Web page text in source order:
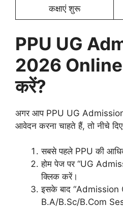
कक्षाएं शुरू
PPU UG
2026
करें?
अगर आप PPU UG
आवेदन करना चाहते हैं, तो नीचे
सबसे पहले PPU की
होम पेज पर “UG
क्लिक करें।
इसके बाद “Admission
B.A/B.Sc/B.Com